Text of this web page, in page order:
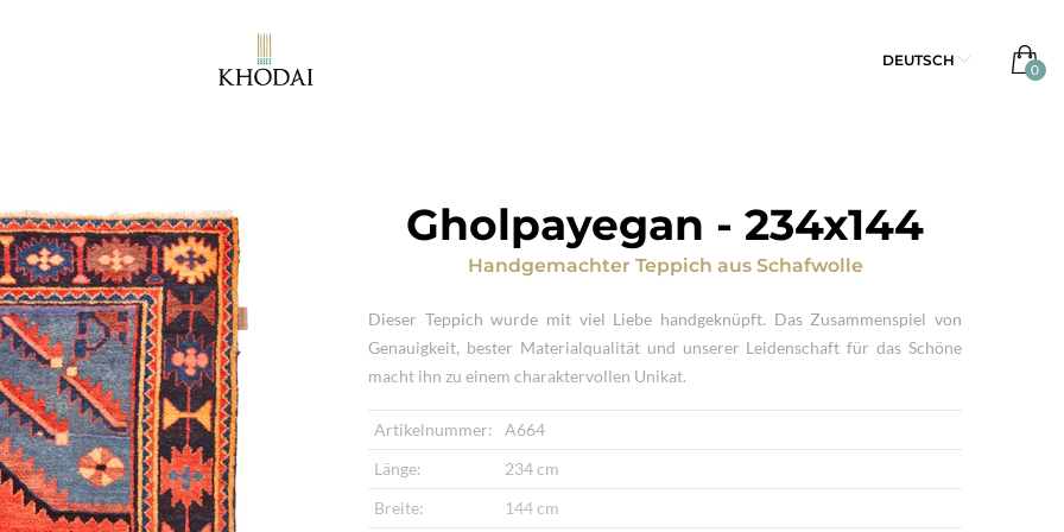
DEUTSCH
Gholpayegan - 234x144
Handgemachter Teppich aus Schafwolle
Dieser Teppich wurde mit viel Liebe handgeknüpft. Das Zusammenspiel von
Genauigkeit, bester Materialqualität und unserer Leidenschaft für das Schöne
macht ihn zu einem charaktervollen Unikat.
Artikelnummer:
A664
Länge:
234 cm
Breite:
144 cm